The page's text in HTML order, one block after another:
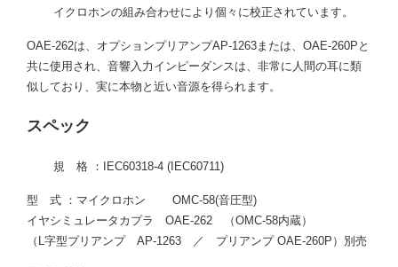
イクロホンの組み合わせにより個々に校正されています。
OAE-262は、オプションプリアンプAP-1263または、OAE-260Pと
共に使用され、音響入力インピーダンスは、非常に人間の耳に類
似しており、実に本物と近い音源を得られます。
スペック
規 格 ：IEC60318-4 (IEC60711)
型 式 ：マイクロホン OMC-58(音圧型)
イヤシミュレータカプラ OAE-262 （OMC-58内蔵）
（L字型プリアンプ AP-1263 ／ プリアンプ OAE-260P）別売